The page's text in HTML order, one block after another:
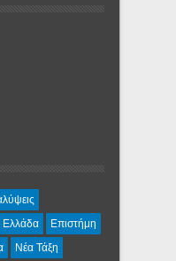
Ελλάδα
Επιστήμη
Νέα Τάξη